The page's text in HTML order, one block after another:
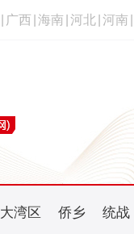
广西 海南 河北 河南
大湾区 侨乡 统战